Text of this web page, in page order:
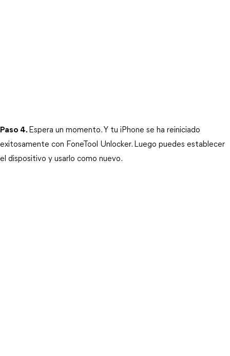
Paso 4. Espera un momento. Y tu iPhone se ha reiniciado
exitosamente con FoneTool Unlocker. Luego puedes establecer
el dispositivo y usarlo como nuevo.